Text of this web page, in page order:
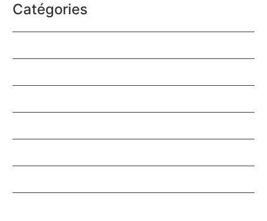
Catégories
Diaspora
Société
Actu politique
Les affaires
Toute l'actualité
Éconmie
Faits divers